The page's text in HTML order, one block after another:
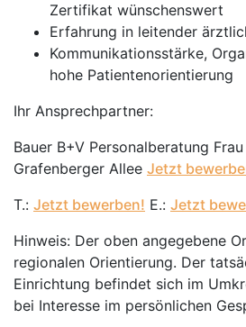
Zertifikat wünschenswert
Erfahrung in leitender
Kommunikationsstärke,
hohe Patientenorientierung
Ihr Ansprechpartner:
Bauer B+V Personalberatung
Grafenberger Allee Jetzt
T.: Jetzt bewerben! E.: Jetzt
Hinweis: Der oben angegebene
regionalen Orientierung. Der
Einrichtung befindet sich im
bei Interesse im persönlichen